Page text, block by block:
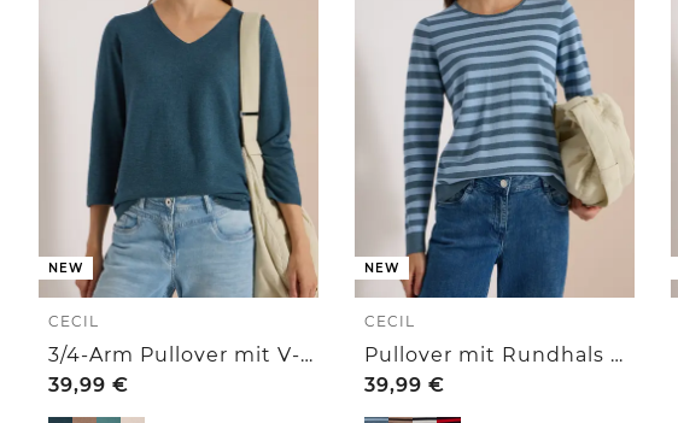
NEW
CECIL
3/4-Arm Pullover mit V-Neck und Strukturfront
39,99 €
NEW
CECIL
Pullover mit Rundhals und Streifen
39,99 €